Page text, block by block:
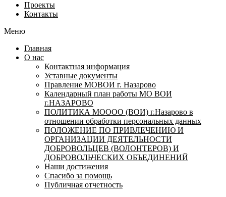
Проекты
Контакты
Меню
Главная
О нас
Контактная информация
Уставные документы
Правление МОВОИ г. Назарово
Календарный план работы МО ВОИ
г.НАЗАРОВО
ПОЛИТИКА МОООО (ВОИ) г.Назарово в
отношении обработки персональных данных
ПОЛОЖЕНИЕ ПО ПРИВЛЕЧЕНИЮ И
ОРГАНИЗАЦИИ ДЕЯТЕЛЬНОСТИ
ДОБРОВОЛЬЦЕВ (ВОЛОНТЕРОВ) И
ДОБРОВОЛЬЧЕСКИХ ОБЪЕДИНЕНИЙ
Наши достижения
Спасибо за помощь
Публичная отчетность